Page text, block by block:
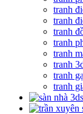
tranh
tranh
tranh
tranh
tranh
tranh
tranh
tranh